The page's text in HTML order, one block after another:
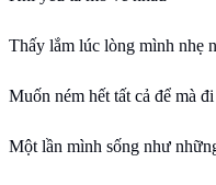
Thấy lắm lúc lòng mình nhẹ
Muốn ném hết tất cả để mà đi
Một lần mình sống như